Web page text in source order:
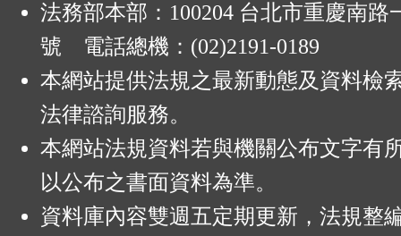
法務部本部：100204 台北市重慶南路
號 電話總機：(02)2191-0189
本網站提供法規之最新動態及資料檢
法律諮詢服務。
本網站法規資料若與機關公布文字有
以公布之書面資料為準。
資料庫內容雙週五定期更新，法規整